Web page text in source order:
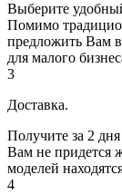
Выберите
Помимо
предложить Вам
для малого
3
Доставка.
Получите за 2 дня
Вам не придется
моделей
4